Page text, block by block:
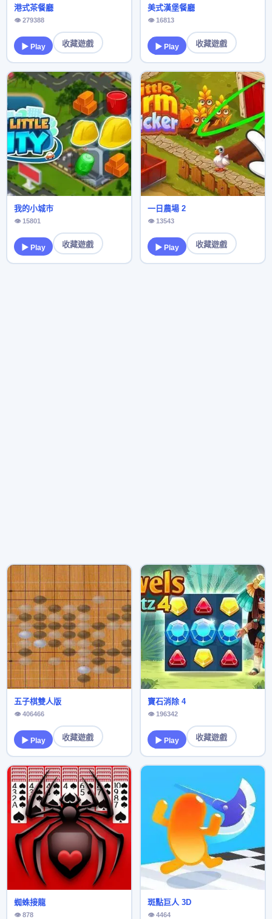
港式茶餐廳
👁 279388
▶ Play 收藏遊戲
美式漢堡餐廳
👁 16813
▶ Play 收藏遊戲
我的小城市
👁 15801
▶ Play 收藏遊戲
一日農場 2
👁 13543
▶ Play 收藏遊戲
五子棋雙人版
👁 406466
▶ Play 收藏遊戲
寶石消除 4
👁 196342
▶ Play 收藏遊戲
蜘蛛接龍
👁 878
斑點巨人 3D
👁 4464